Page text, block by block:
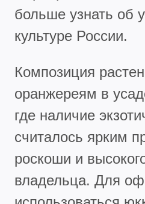
больше узнать об
культуре России.
Композиция
оранжереям в
где наличие
считалось ярким
роскоши и
владельца. Для